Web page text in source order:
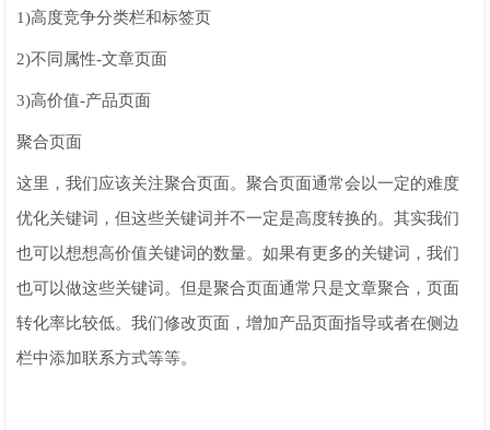
1)高度竞争分类栏和标签页
2)不同属性-文章页面
3)高价值-产品页面
聚合页面
这里，我们应该关注聚合页面。聚合页面通常会以一定的难度
优化关键词，但这些关键词并不一定是高度转换的。其实我们
也可以想想高价值关键词的数量。如果有更多的关键词，我们
也可以做这些关键词。但是聚合页面通常只是文章聚合，页面
转化率比较低。我们修改页面，增加产品页面指导或者在侧边
栏中添加联系方式等等。